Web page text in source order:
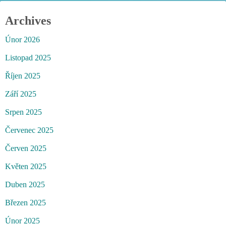
Archives
Únor 2026
Listopad 2025
Říjen 2025
Září 2025
Srpen 2025
Červenec 2025
Červen 2025
Květen 2025
Duben 2025
Březen 2025
Únor 2025